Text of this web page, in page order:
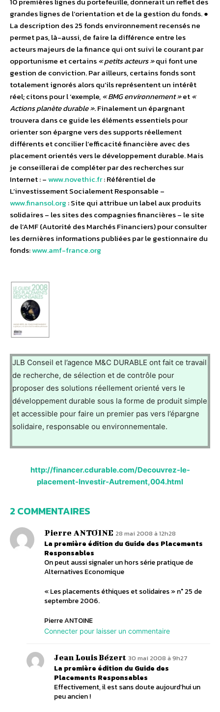
grandes lignes de l’orientation et de la gestion du fonds. ●
La description des 25 fonds environnement recensés ne
permet pas, là-aussi, de faire la différence entre les
acteurs majeurs de la finance qui ont suivi le courant par
opportunisme et certains« petits acteurs »qui font une
gestion de conviction. Par ailleurs, certains fonds sont
totalement ignorés alors qu’ils représentent un intérêt
réel; citons pour l ‘exemple,« BMG environnement »et«
Actions planète durable ». Finalement un épargnant
trouvera dans ce guide les éléments essentiels pour
orienter son épargne vers des supports réellement
différents et concilier l’efficacité financière avec des
placement orientés vers le développement durable. Mais
je conseillerai de compléter par des recherches sur
Internet : –www.novethic.fr: Référentiel de
L’investissement Socialement Responsable –
www.finansol.org : Site qui attribue un label aux produits
solidaires – les sites des compagnies financières – le site
de l’AMF (Autorité des Marchés Financiers) pour consulter
les dernières informations publiées par le gestionnaire du
fonds:www.amf-france.org
JLB Conseil et l’agence M&C DURABLE ont fait ce travail
de recherche, de sélection et de contrôle pour
proposer des solutions réellement orienté vers le
développement durable sous la forme de produit simple
et accessible pour faire un premier pas vers l’épargne
solidaire, responsable ou environnementale.
http://financer.cdurable.com/Decouvrez-le-
placement-Investir-Autrement,004.html
2 COMMENTAIRES
Pierre ANTOINE 28 mai 2008 à 12h28
La première édition du Guide des Placements
Responsables
On peut aussi signaler un hors série pratique de
Alternatives Economique
« Les placements éthiques et solidaires » n° 25 de
septembre 2006.
Pierre ANTOINE
Connecter pour laisser un commentaire
Jean Louis Bézert 30 mai 2008 à 9h27
La première édition du Guide des
Placements Responsables
Effectivement, il est sans doute aujourd’hui un
peu ancien !